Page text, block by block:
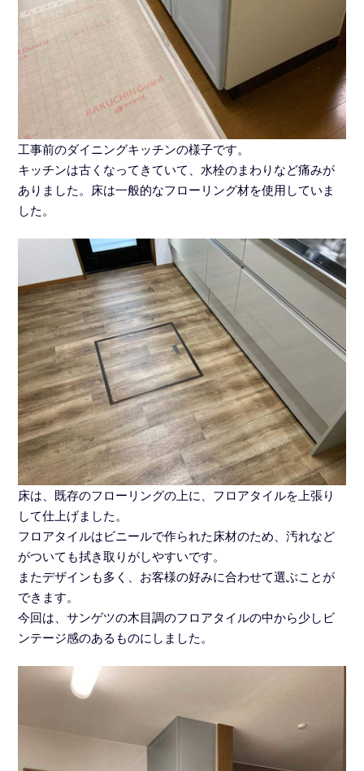
工事前のダイニングキッチンの様子です。
キッチンは古くなってきていて、水栓のまわりなど痛みが
ありました。床は一般的なフローリング材を使用していま
した。
床は、既存のフローリングの上に、フロアタイルを上張り
して仕上げました。
フロアタイルはビニールで作られた床材のため、汚れなど
がついても拭き取りがしやすいです。
またデザインも多く、お客様の好みに合わせて選ぶことが
できます。
今回は、サンゲツの木目調のフロアタイルの中から少しビ
ンテージ感のあるものにしました。